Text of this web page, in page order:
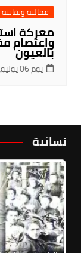
عمالية ونقابية
معركة
واعتصام
بالعيون
يوم 06 يوليو، 2026
نسائية